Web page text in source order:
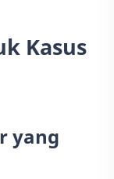
Kasus
yang